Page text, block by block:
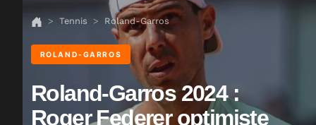
Tennis Roland-Garros
ROLAND-GARROS
Roland-Garros 2024 :
Roger Federer optimiste